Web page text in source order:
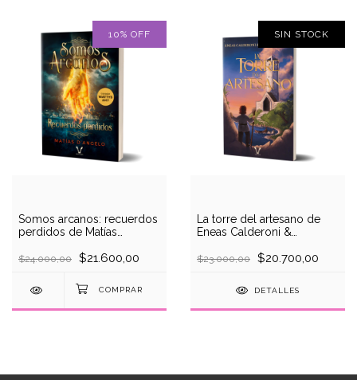
10% OFF
Somos arcanos: recuerdos
perdidos de Matías
$24.000,00 $21.600,00
SIN STOCK
La torre del artesano de
Eneas Calderoni &
$23.000,00 $20.700,00
DETALLES